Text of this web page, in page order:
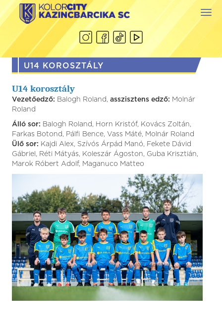
U14 KOROSZTÁLY
U14 korosztály
Vezetőedző: Balogh Roland, asszisztens edző: Molnár
Roland
Álló sor: Balogh Roland, Horn Kristóf, Kovács Zoltán,
Farkas Botond, Pálfi Bence, Vass Máté, Molnár Roland
Ülő sor: Kajdi Alex, Szívós Árpád Manó, Fekete Dávid
Gábriel, Réti Mátyás, Koleszár Ágoston, Guba Krisztián,
Marok Róbert Adolf, Maganuco Matteo